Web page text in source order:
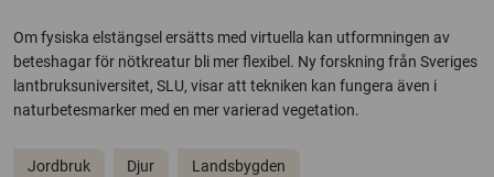
Om fysiska elstängsel ersätts med virtuella kan utformningen av
beteshagar för nötkreatur bli mer flexibel. Ny forskning från Sveriges
lantbruksuniversitet, SLU, visar att tekniken kan fungera även i
naturbetesmarker med en mer varierad vegetation.
Jordbruk Djur Landsbygden